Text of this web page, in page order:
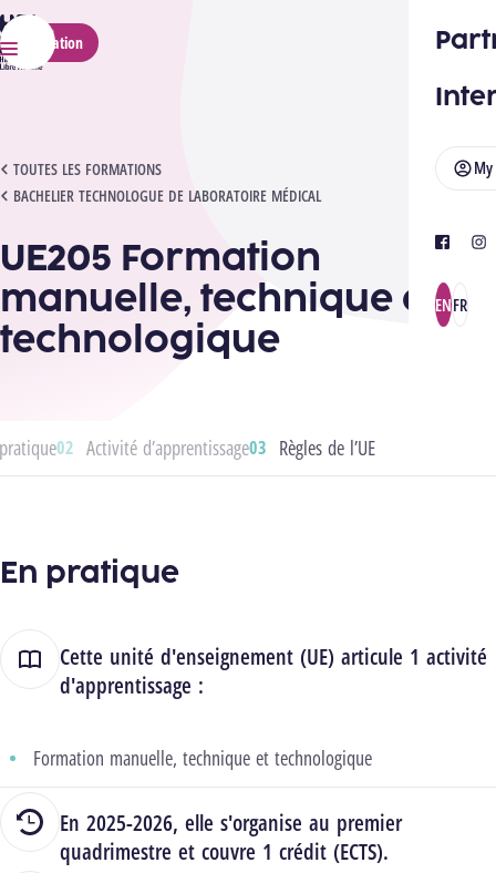
HELMo
Menu
My
facebook
ENFR
Application
TOUTES LES FORMATIONS
BACHELIER TECHNOLOGUE DE LABORATOIRE MÉDICAL
UE205 FORMATION MANUELLE, TECHNIQUE ET TECHNOLOGIQUE
UE205 Formation
manuelle, technique et
technologique
Activité d’apprentissage Règles de l’UE
En pratique
Cette unité d'enseignement (UE) articule 1 activité
d'apprentissage :
Formation manuelle, technique et technologique
En 2025-2026, elle s'organise au premier
quadrimestre et couvre 1 crédit (ECTS).